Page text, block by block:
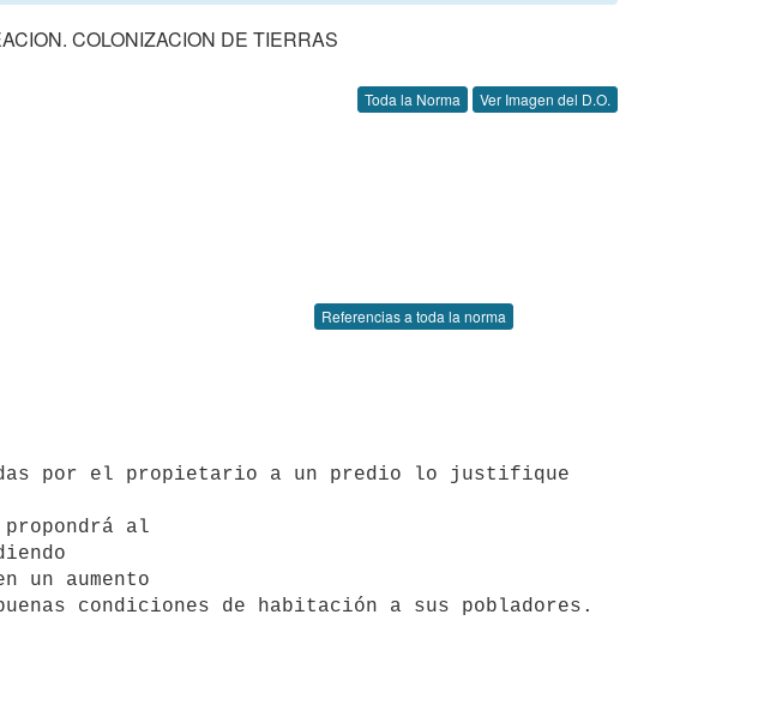
COLONIZACION DE TIERRAS
Toda la Norma Ver Imagen del D.O.
Referencias a toda la norma
al
un aumento
condiciones de habitación a sus pobladores.